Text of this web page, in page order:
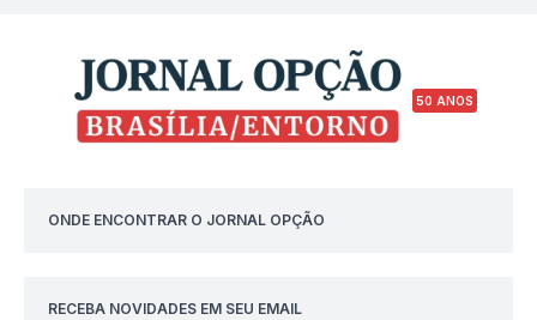
50 ANOS
ONDE ENCONTRAR O JORNAL OPÇÃO
RECEBA NOVIDADES EM SEU EMAIL